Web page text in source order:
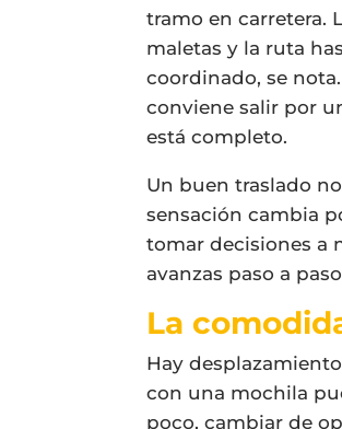
tramo en carretera.
maletas y la ruta
coordinado, se
conviene salir por
está completo.
Un buen traslado
sensación cambia
tomar decisiones a
avanzas paso a
La
Hay
con una mochila
poco, cambiar de